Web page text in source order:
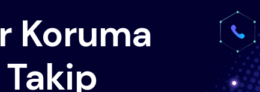
Koruma